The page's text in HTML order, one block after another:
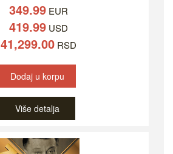
349.99 EUR
419.99 USD
41,299.00 RSD
Dodaj u korpu
Više detalja